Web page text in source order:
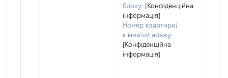
блоку: [Конфіденційна
інформація]
Номер квартири/
кімнати/гаражу:
[Конфіденційна
інформація]